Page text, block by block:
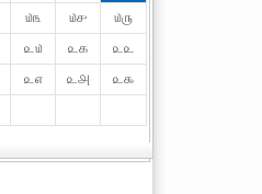
௰௩ ௰௪
௰௫
௨௰ ௨௧
௨௨
௨௭ ௨௮
௨௯